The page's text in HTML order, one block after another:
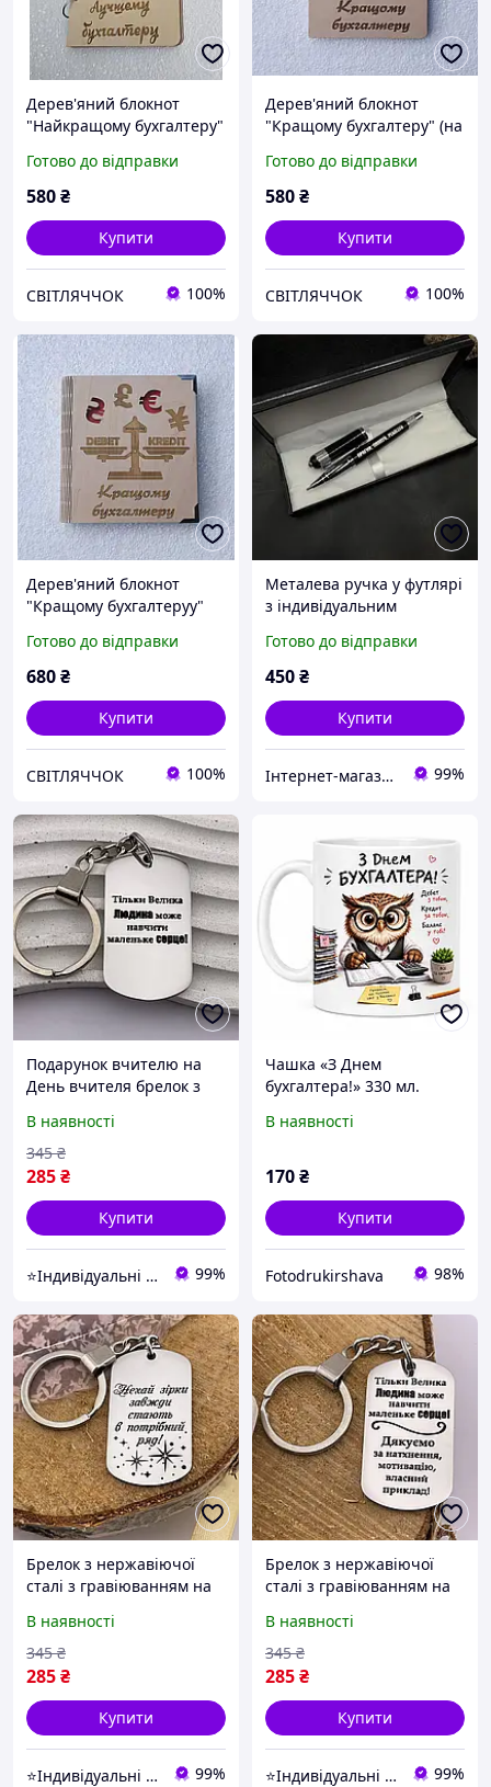
Дерев'яний блокнот
"Найкращому бухгалтеру"
щоденник з дерева
Готово до відправки
580₴
Купити
СВІТЛЯЧЧОК 100%
Дерев'яний блокнот
"Кращому бухгалтеру" (на
щоденник з дерева,
подарунок для бухгалтера
Готово до відправки
580₴
Купити
СВІТЛЯЧЧОК 100%
Дерев'яний блокнот
"Кращому бухгалтеруу"
з ручкою), щоденник з
дерева
Готово до відправки
680₴
Купити
СВІТЛЯЧЧОК 100%
Металева ручка у футлярі
з індивідуальним
Готово до відправки
450₴
Купити
Інтернет-магазин «GravPresent» 99%
Подарунок вчителю на
День вчителя брелок з
велика людина може...»
(напис можна змінити)
В наявності
285₴
345 ₴
Купити
⭐Індивідуальні подарунки з любов'ю 99%
Чашка «З Днем
бухгалтера!» 330 мл.
В наявності
170₴
Купити
Fotodrukirshava 98%
Брелок з нержавіючої
сталі з гравіюванням на
стають в потрібний ряд"
(напис можна змінити)
В наявності
285₴
345 ₴
Купити
⭐Індивідуальні подарунки з любов'ю 99%
Брелок з нержавіючої
сталі з гравіюванням на
людина може...» (напис
можна змінити)
В наявності
285₴
345 ₴
Купити
⭐Індивідуальні подарунки з любов'ю 99%